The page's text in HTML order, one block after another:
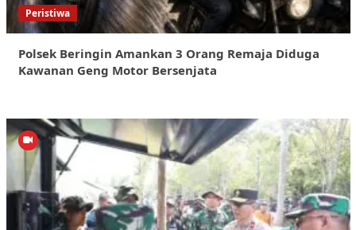
Peristiwa
Polsek Beringin Amankan 3 Orang Remaja Diduga
Kawanan Geng Motor Bersenjata